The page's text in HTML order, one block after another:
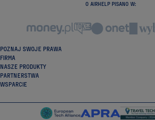
O AIRHELP PISANO W:
POZNAJ SWOJE PRAWA
FIRMA
NASZE PRODUKTY
PARTNERSTWA
WSPARCIE